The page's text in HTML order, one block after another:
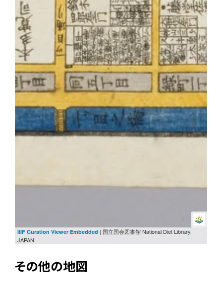
+
-
IIIF Curation Viewer Embedded | 国立国会図書館 National Diet Library,
JAPAN
その他の地図